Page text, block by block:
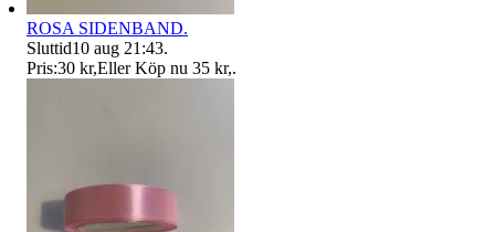
ROSA SIDENBAND.
Sluttid10 aug 21:43.
Pris:30 kr,Eller Köp nu 35 kr,.